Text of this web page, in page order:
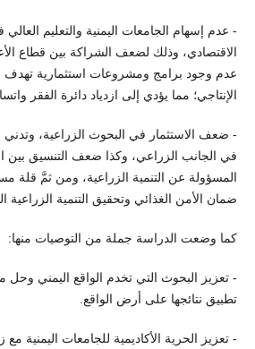
- عدم إسهام الجامعات اليمنية والتعليم العالي
الاقتصادي، وذلك لضعف الشراكة بين قطاع
عدم وجود برامج ومشروعات استثمارية تهدف
الإنتاجي؛ مما يؤدي إلى ازدياد دائرة الفقر
- ضعف الاستثمار في البحوث الزراعية، وتدني
في الجانب الزراعي، وكذا ضعف التنسيق بين
المسؤولة عن التنمية الزراعية، ومن ثمَّ قلة
ضمان الأمن الغذائي وتحقيق التنمية الزراعية
كما وضعت الدراسة جملة من التوصيات منها:
- تعزيز البحوث التي تخدم الواقع اليمني
تطبيق نتائجها على أرض الواقع.
- تعزيز الحرية الأكاديمية للجامعات اليمنية